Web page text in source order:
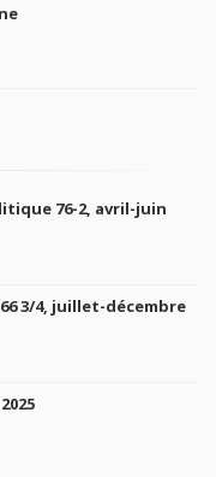
76-2, avril-juin
3/4, juillet-décembre